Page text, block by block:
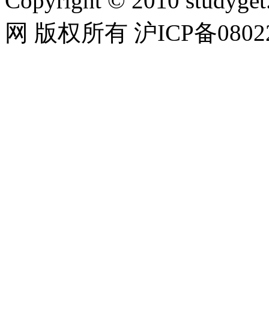
网 版权所有 沪ICP备